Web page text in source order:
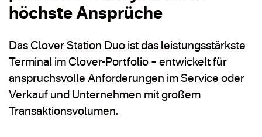
höchste Ansprüche
Das Clover Station Duo ist das leistungsstärkste
Terminal im Clover-Portfolio – entwickelt für
anspruchsvolle Anforderungen im Service oder
Verkauf und Unternehmen mit großem
Transaktionsvolumen.